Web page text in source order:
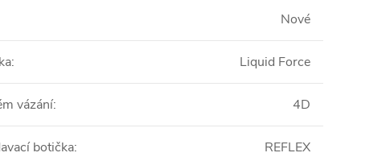
Nové
: Liquid Force
vázání: 4D
botička: REFLEX